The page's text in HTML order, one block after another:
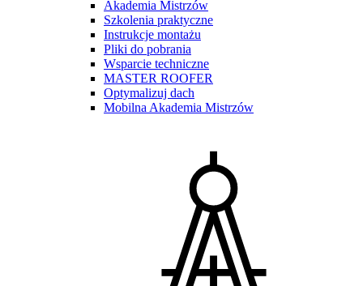
Akademia Mistrzów
Szkolenia praktyczne
Instrukcje montażu
Pliki do pobrania
Wsparcie techniczne
MASTER ROOFER
Optymalizuj dach
Mobilna Akademia Mistrzów